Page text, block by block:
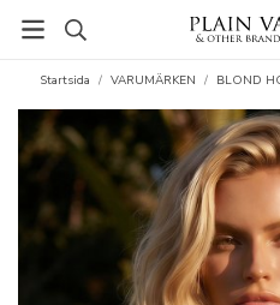
Startsida / VARUMÄRKEN / BLOND